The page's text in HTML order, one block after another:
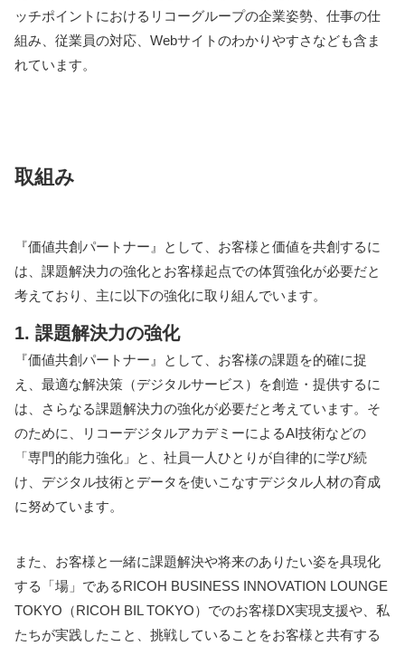
ッチポイントにおけるリコーグループの企業姿勢、仕事の仕
組み、従業員の対応、Webサイトのわかりやすさなども含ま
れています。
取組み
『価値共創パートナー』として、お客様と価値を共創するに
は​、課題解決力の強化とお客様起点での体質強化が必要だと
考えており、主に以下の強化に取り組んでいます。
1. 課題解決力の強化
『価値共創パートナー』として、お客様の課題を的確に捉
え、最適な解決策（デジタルサービス）を創造・提供するに
は、さらなる課題解決力の強化が必要だと考えています。そ
のために、リコーデジタルアカデミーによるAI技術などの
「専門的能力強化」と、社員一人ひとりが自律的に学び続
け、デジタル技術とデータを使いこなすデジタル人材の育成
に努めています。
また、お客様と一緒に課題解決や将来のありたい姿を具現化
する「場」であるRICOH BUSINESS INNOVATION LOUNGE
TOKYO（RICOH BIL TOKYO）でのお客様DX実現支援や、私
たちが実践したこと、挑戦していることをお客様と共有する